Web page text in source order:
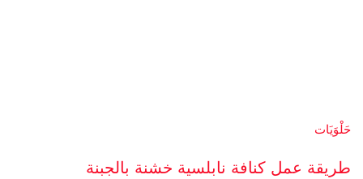
حَلْوَيَات
طريقة عمل كنافة نابلسية خشنة بالجبنة